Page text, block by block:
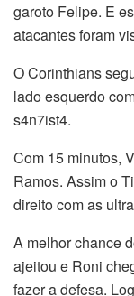
garoto Felipe. E
atacantes foram
O Corinthians
lado esquerdo
s4n7ist4.
Com 15 minutos,
Ramos. Assim o
direito com as
A melhor chance
ajeitou e Roni
fazer a defesa.